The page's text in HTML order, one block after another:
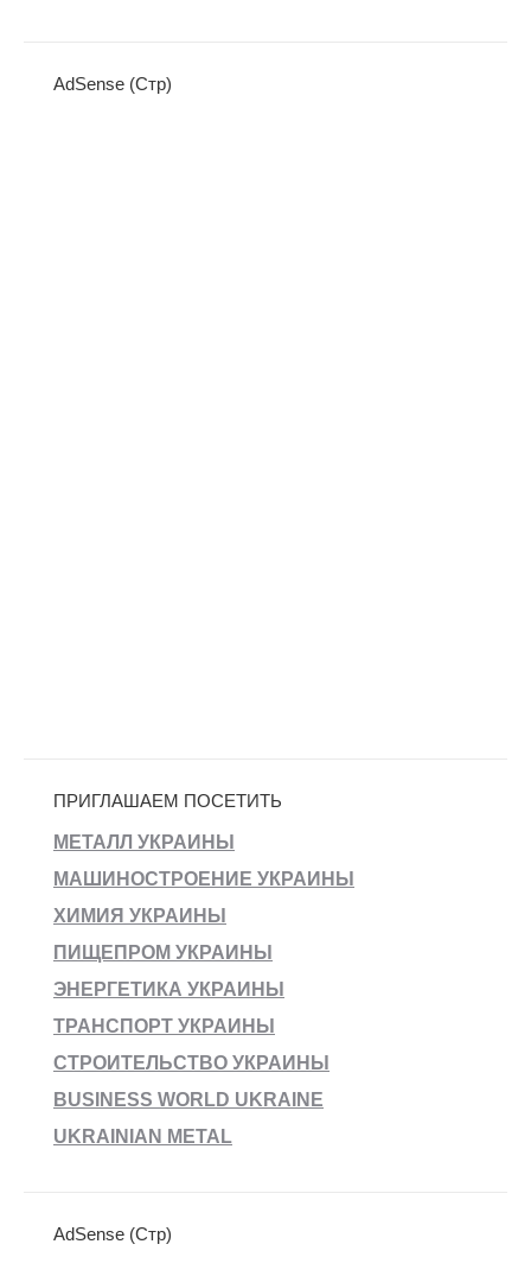
AdSense (Стр)
ПРИГЛАШАЕМ ПОСЕТИТЬ
МЕТАЛЛ УКРАИНЫ
МАШИНОСТРОЕНИЕ УКРАИНЫ
ХИМИЯ УКРАИНЫ
ПИЩЕПРОМ УКРАИНЫ
ЭНЕРГЕТИКА УКРАИНЫ
ТРАНСПОРТ УКРАИНЫ
СТРОИТЕЛЬСТВО УКРАИНЫ
BUSINESS WORLD UKRAINE
UKRAINIAN METAL
AdSense (Стр)